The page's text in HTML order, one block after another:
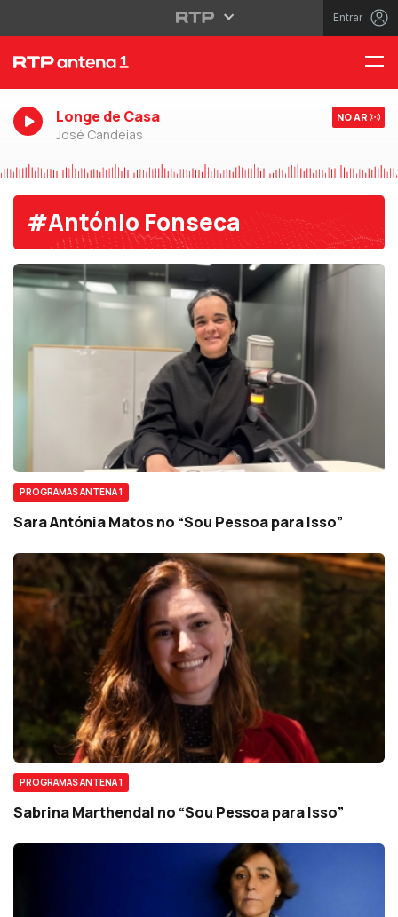
Entrar
Longe de Casa
José Candeias
NO AR
#António Fonseca
PROGRAMAS ANTENA 1
Sara Antónia Matos no “Sou Pessoa para Isso”
PROGRAMAS ANTENA 1
Sabrina Marthendal no “Sou Pessoa para Isso”